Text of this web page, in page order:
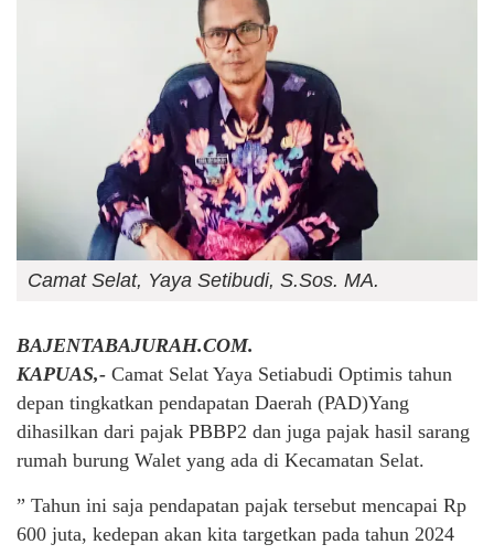
Camat Selat, Yaya Setibudi, S.Sos. MA.
BAJENTABAJURAH.COM.
KAPUAS,- Camat Selat Yaya Setiabudi Optimis tahun
depan tingkatkan pendapatan Daerah (PAD)Yang
dihasilkan dari pajak PBBP2 dan juga pajak hasil sarang
rumah burung Walet yang ada di Kecamatan Selat.
” Tahun ini saja pendapatan pajak tersebut mencapai Rp
600 juta, kedepan akan kita targetkan pada tahun 2024